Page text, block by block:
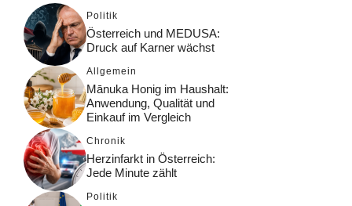
Politik
Österreich und MEDUSA:
Druck auf Karner wächst
Allgemein
Mānuka Honig im Haushalt:
Anwendung, Qualität und
Einkauf im Vergleich
Chronik
Herzinfarkt in Österreich:
Jede Minute zählt
Politik